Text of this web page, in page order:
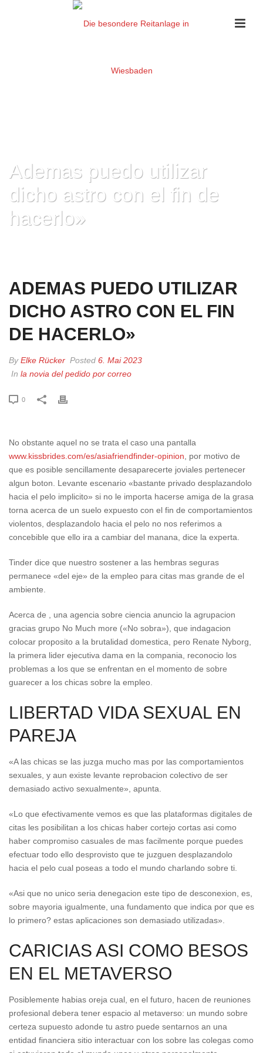
Ademas puedo utilizar
dicho astro con el fin de
hacerlo»
ADEMAS PUEDO UTILIZAR
DICHO ASTRO CON EL FIN
DE HACERLO»
ByElke Rücker Posted 6. Mai 2023
In la novia del pedido por correo
0
No obstante aquel no se trata el caso una pantalla
www.kissbrides.com/es/asiafriendfinder-opinion , por motivo de
que es posible sencillamente desaparecerte joviales pertenecer
algun boton. Levante escenario «bastante privado desplazandolo
hacia el pelo implicito» si no le importa hacerse amiga de la grasa
torna acerca de un suelo expuesto con el fin de comportamientos
violentos, desplazandolo hacia el pelo no nos referimos a
concebible que ello ira a cambiar del manana, dice la experta.
Tinder dice que nuestro sostener a las hembras seguras
permanece «del eje» de la empleo para citas mas grande de el
ambiente.
Acerca de , una agencia sobre ciencia anuncio la agrupacion
gracias grupo No Much more («No sobra»), que indagacion
colocar proposito a la brutalidad domestica, pero Renate Nyborg,
la primera lider ejecutiva dama en la compania, reconocio los
problemas a los que se enfrentan en el momento de sobre
guarecer a los chicas sobre la empleo.
LIBERTAD VIDA SEXUAL EN
PAREJA
«A las chicas se las juzga mucho mas por las comportamientos
sexuales, y aun existe levante reprobacion colectivo de ser
demasiado activo sexualmente», apunta.
«Lo que efectivamente vemos es que las plataformas digitales de
citas les posibilitan a los chicas haber cortejo cortas asi­ como
haber compromiso casuales de mas facilmente porque puedes
efectuar todo ello desprovisto que te juzguen desplazandolo
hacia el pelo cual poseas a todo el mundo charlando sobre ti.
«Asi que no unico seri­a denegacion este tipo de desconexion, es,
sobre mayoria igualmente, una fundamento que indica por que es
lo primero? estas aplicaciones son demasiado utilizadas».
CARICIAS ASI­ COMO BESOS
EN EL METAVERSO
Posiblemente habias oreja cual, en el futuro, hacen de reuniones
profesional debera tener espacio al metaverso: un mundo sobre
certeza supuesto adonde tu astro puede sentarnos an una
entidad financiera sitio interactuar con los sobre las colegas como